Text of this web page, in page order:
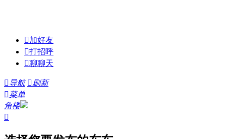
加好友
打招呼
聊聊天
导航 刷新
菜单
角楼
